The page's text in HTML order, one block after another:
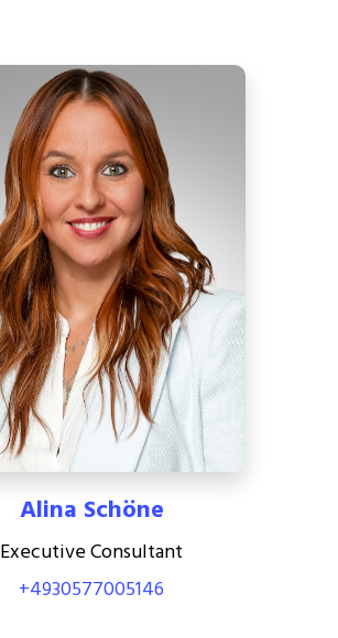
Alina Schöne
Executive Consultant
+4930577005146